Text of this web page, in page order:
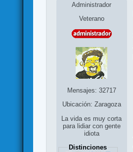
Administrador
Veterano
Mensajes: 32717
Ubicación: Zaragoza
La vida es muy corta
para lidiar con gente
idiota
Distinciones